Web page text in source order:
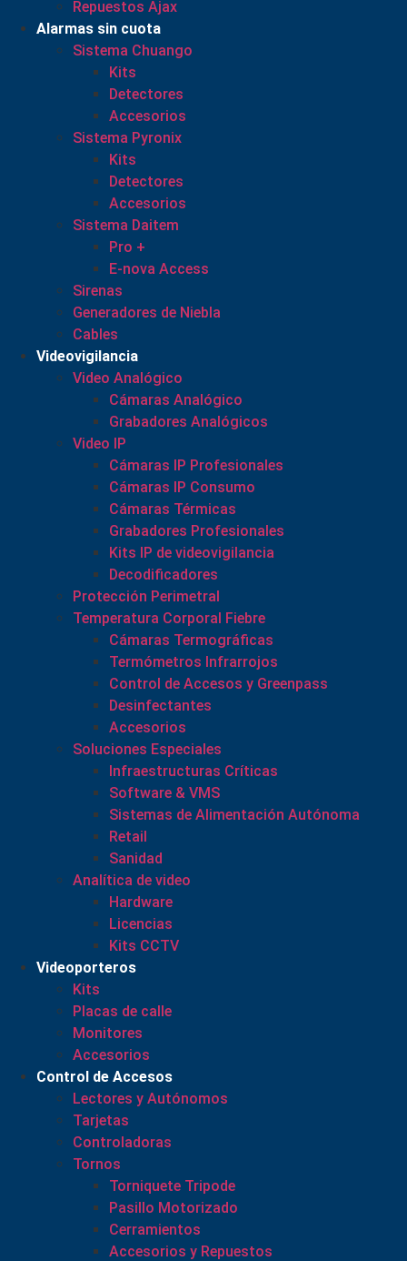
Repuestos Ajax
Alarmas sin cuota
Sistema Chuango
Kits
Detectores
Accesorios
Sistema Pyronix
Kits
Detectores
Accesorios
Sistema Daitem
Pro +
E-nova Access
Sirenas
Generadores de Niebla
Cables
Videovigilancia
Video Analógico
Cámaras Analógico
Grabadores Analógicos
Video IP
Cámaras IP Profesionales
Cámaras IP Consumo
Cámaras Térmicas
Grabadores Profesionales
Kits IP de videovigilancia
Decodificadores
Protección Perimetral
Temperatura Corporal Fiebre
Cámaras Termográficas
Termómetros Infrarrojos
Control de Accesos y Greenpass
Desinfectantes
Accesorios
Soluciones Especiales
Infraestructuras Críticas
Software & VMS
Sistemas de Alimentación Autónoma
Retail
Sanidad
Analítica de video
Hardware
Licencias
Kits CCTV
Videoporteros
Kits
Placas de calle
Monitores
Accesorios
Control de Accesos
Lectores y Autónomos
Tarjetas
Controladoras
Tornos
Torniquete Tripode
Pasillo Motorizado
Cerramientos
Accesorios y Repuestos